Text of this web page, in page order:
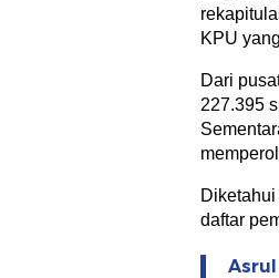
KPU
Dari
227.395
daftar
Asrul